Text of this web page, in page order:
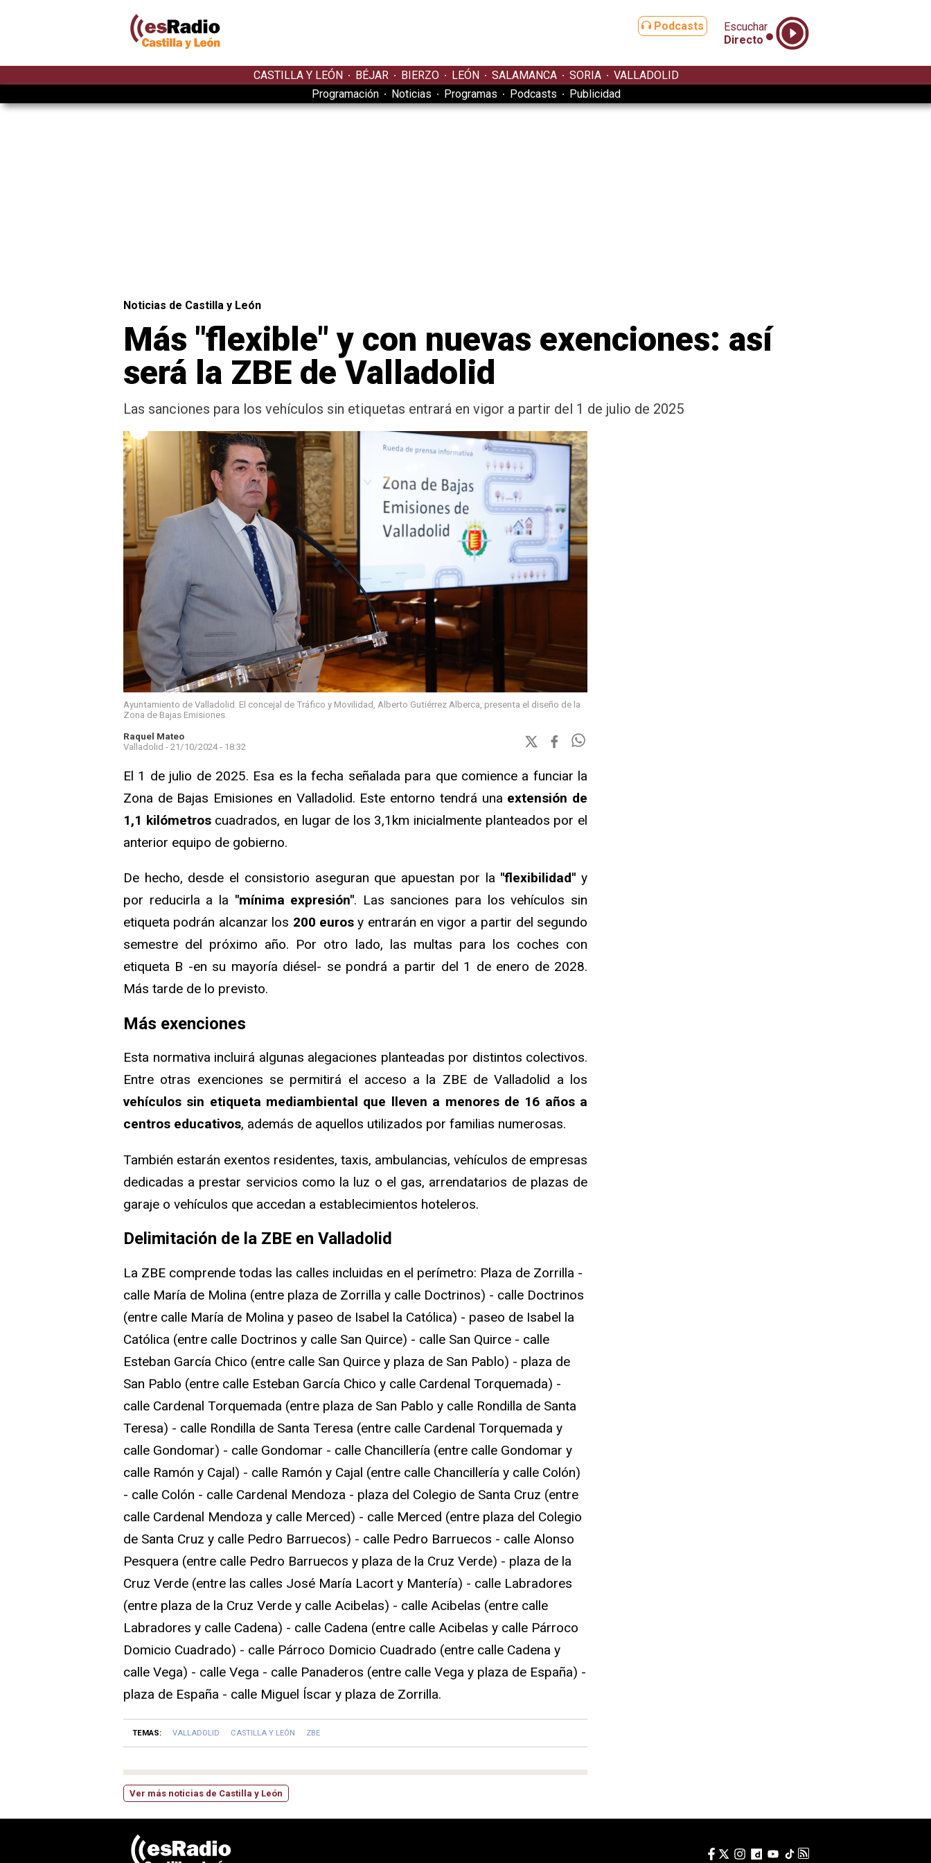
Podcasts
Escuchar
Directo
CASTILLA Y LEÓN BÉJAR BIERZO LEÓN SALAMANCA SORIA
VALLADOLID
Programación
Noticias Programas Podcasts Publicidad
Noticias de Castilla y León
Más "flexible" y con nuevas exenciones: así
será la ZBE de Valladolid
Las sanciones para los vehículos sin etiquetas entrará en vigor a partir del 1 de julio de 2025
Ayuntamiento de Valladolid. El concejal de Tráfico y Movilidad, Alberto Gutiérrez Alberca, presenta el diseño de la
Zona de Bajas Emisiones.
Raquel Mateo
Valladolid - 21/10/2024 - 18:32
El 1 de julio de 2025. Esa es la fecha señalada para que comience a funciar la
Zona de Bajas Emisiones en Valladolid. Este entorno tendrá una extensión de
1,1 kilómetroscuadrados, en lugar de los 3,1km inicialmente planteados por el
anterior equipo de gobierno.
De hecho, desde el consistorio aseguran que apuestan por la "flexibilidad" y
por reducirla a la "mínima expresión". Las sanciones para los vehículos sin
etiqueta podrán alcanzar los 200 eurosy entrarán en vigor a partir del segundo
semestre del próximo año. Por otro lado, las multas para los coches con
etiqueta B -en su mayoría diésel- se pondrá a partir del 1 de enero de 2028.
Más tarde de lo previsto.
Más exenciones
Esta normativa incluirá algunas alegaciones planteadas por distintos colectivos.
Entre otras exenciones se permitirá el acceso a la ZBE de Valladolid a los
vehículos sin etiqueta mediambiental que lleven a menores de 16 años a
centros educativos, además de aquellos utilizados por familias numerosas.
También estarán exentos residentes, taxis, ambulancias, vehículos de empresas
dedicadas a prestar servicios como la luz o el gas, arrendatarios de plazas de
garaje o vehículos que accedan a establecimientos hoteleros.
Delimitación de la ZBE en Valladolid
La ZBE comprende todas las calles incluidas en el perímetro: Plaza de Zorrilla -
calle María de Molina (entre plaza de Zorrilla y calle Doctrinos) - calle Doctrinos
(entre calle María de Molina y paseo de Isabel la Católica) - paseo de Isabel la
Católica (entre calle Doctrinos y calle San Quirce) - calle San Quirce - calle
Esteban García Chico (entre calle San Quirce y plaza de San Pablo) - plaza de
San Pablo (entre calle Esteban García Chico y calle Cardenal Torquemada) -
calle Cardenal Torquemada (entre plaza de San Pablo y calle Rondilla de Santa
Teresa) - calle Rondilla de Santa Teresa (entre calle Cardenal Torquemada y
calle Gondomar) - calle Gondomar - calle Chancillería (entre calle Gondomar y
calle Ramón y Cajal) - calle Ramón y Cajal (entre calle Chancillería y calle Colón)
- calle Colón - calle Cardenal Mendoza - plaza del Colegio de Santa Cruz (entre
calle Cardenal Mendoza y calle Merced) - calle Merced (entre plaza del Colegio
de Santa Cruz y calle Pedro Barruecos) - calle Pedro Barruecos - calle Alonso
Pesquera (entre calle Pedro Barruecos y plaza de la Cruz Verde) - plaza de la
Cruz Verde (entre las calles José María Lacort y Mantería) - calle Labradores
(entre plaza de la Cruz Verde y calle Acibelas) - calle Acibelas (entre calle
Labradores y calle Cadena) - calle Cadena (entre calle Acibelas y calle Párroco
Domicio Cuadrado) - calle Párroco Domicio Cuadrado (entre calle Cadena y
calle Vega) - calle Vega - calle Panaderos (entre calle Vega y plaza de España) -
plaza de España - calle Miguel Íscar y plaza de Zorrilla.
TEMAS: VALLADOLID CASTILLA Y LEÓN ZBE
Ver más noticias de Castilla y León